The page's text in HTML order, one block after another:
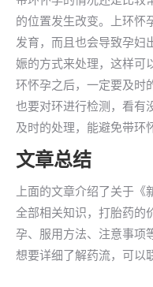
的位置发生改变。上环怀
发育，而且也会导致孕妇
娠的方式来处理，这样可
环怀孕之后，一定要及时
也要对环进行检测，看有
及时的处理，能避免带环
文章总结
上面的文章介绍了关于
全部相关知识，打胎药的
孕、服用方法、注意事项
想要详细了解药流，可以